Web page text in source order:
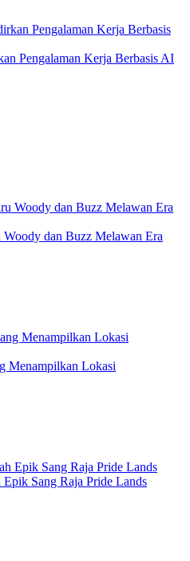
Pengalaman Kerja Berbasis AI
dan Buzz Melawan Era
Menampilkan Lokasi
Sang Raja Pride Lands